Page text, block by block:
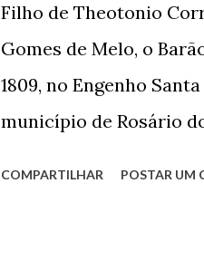
incontáveis vezes que
normal em trocas de
Filho de Theotonio
Gomes de Melo, o
1809, no Engenho
município de Rosário
COMPARTILHAR POSTAR UM